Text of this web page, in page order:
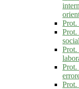
Prot.
Prot.
Prot.
Prot.
Prot.